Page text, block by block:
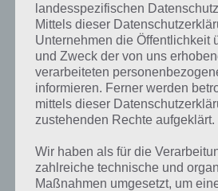
Kurze Begriffserklärung
Personal
Personal ist die Lösung für das tägliche
Bilder 1 Wort, doch welche Bedeutung hat
bestimmten Lösungen präsentieren wir
kurze Begriffserklärung!
landesspezifischen
Mittels dieser
Unternehmen die Öffentlichkeit
und Zweck der von uns
verarbeiteten
informieren. Ferner werden
mittels dieser
zustehenden Rechte aufgeklärt.
Wir haben als für die
zahlreiche technische und
Maßnahmen umgesetzt, um